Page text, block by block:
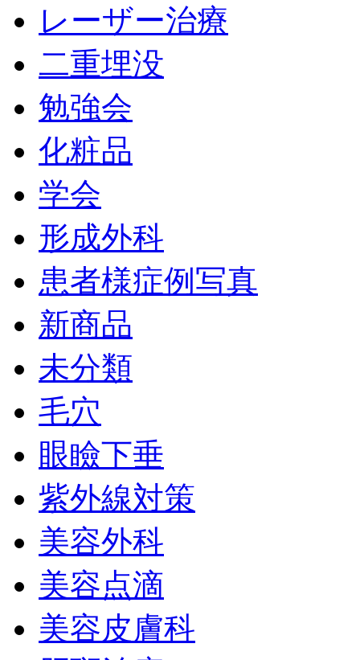
レーザー治療
二重埋没
勉強会
化粧品
学会
形成外科
患者様症例写真
新商品
未分類
毛穴
眼瞼下垂
紫外線対策
美容外科
美容点滴
美容皮膚科